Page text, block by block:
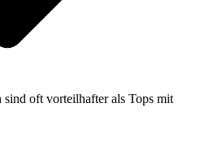
sind oft vorteilhafter als Tops mit